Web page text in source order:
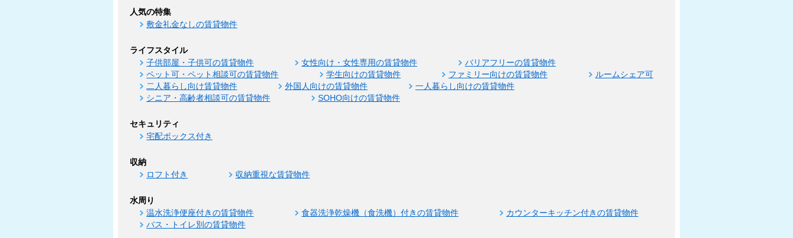
人気の特集
敷金礼金なしの賃貸物件
ライフスタイル
子供部屋・子供可の賃貸物件 女性向け・女性専用の賃貸物件
バリアフリーの賃貸物件
ペット可・ペット相談可の賃貸物件
学生向けの賃貸物件 ファミリー向けの賃貸物件
ルームシェア可
二人暮らし向け賃貸物件
外国人向けの賃貸物件
一人暮らし向けの賃貸物件
シニア・高齢者相談可の賃貸物件
SOHO向けの賃貸物件
セキュリティ
宅配ボックス付き
収納
ロフト付き 収納重視な賃貸物件
水周り
温水洗浄便座付きの賃貸物件 食器洗浄乾燥機（食洗機）付きの賃貸物件
カウンターキッチン付きの賃貸物件
バス・トイレ別の賃貸物件